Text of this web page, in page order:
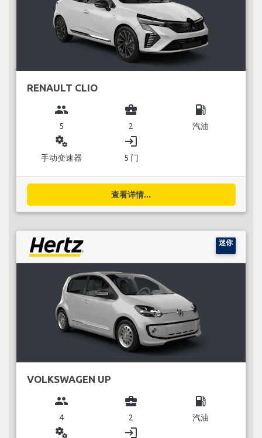
RENAULT CLIO
group
5
business_center
2
local_gas_station
汽油
miscellaneous_services
手动变速器
login
5 门
查看详情...
迷你
VOLKSWAGEN UP
group
4
business_center
2
local_gas_station
汽油
miscellaneous_services login